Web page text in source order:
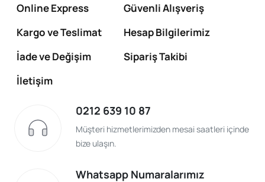
Online Express
Güvenli Alışveriş
Kargo ve Teslimat
Hesap Bilgilerimiz
İade ve Değişim
Sipariş Takibi
İletişim
0212 639 10 87
Müşteri hizmetlerimizden mesai saatleri içinde
bize ulaşın.
Whatsapp Numaralarımız